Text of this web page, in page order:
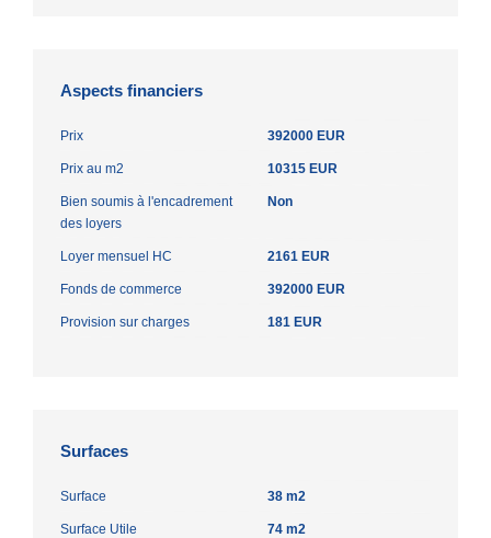
Aspects financiers
Prix 392000 EUR
Prix au m2 10315 EUR
Bien soumis à l'encadrement
des loyers
Non
Loyer mensuel HC 2161 EUR
Fonds de commerce 392000 EUR
Provision sur charges 181 EUR
Surfaces
Surface 38 m2
Surface Utile 74 m2